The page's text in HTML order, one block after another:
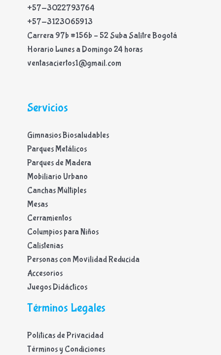
+57-3022793764
+57-3123065913
Carrera 97b #156b – 52 Suba Salitre Bogotá
Horario Lunes a Domingo 24 horas
ventasaciertos1@gmail.com
Servicios
Gimnasios Biosaludables
Parques Metálicos
Parques de Madera
Mobiliario Urbano
Canchas Múltiples
Mesas
Cerramientos
Columpios para Niños
Calistenias
Personas con Movilidad Reducida
Accesorios
Juegos Didácticos
Términos Legales
Políticas de Privacidad
Términos y Condiciones